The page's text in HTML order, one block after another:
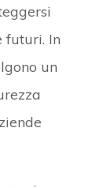
futuri. In
un